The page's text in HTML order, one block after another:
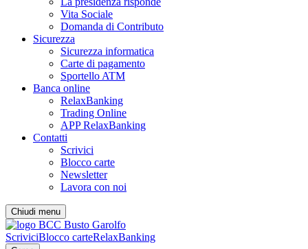
Vita Sociale
Domanda di Contributo
Sicurezza
Sicurezza informatica
Carte di pagamento
Sportello ATM
Banca online
RelaxBanking
Trading Online
APP RelaxBanking
Contatti
Scrivici
Blocco carte
Newsletter
Lavora con noi
Chiudi menu
ScriviciBlocco carteRelaxBanking